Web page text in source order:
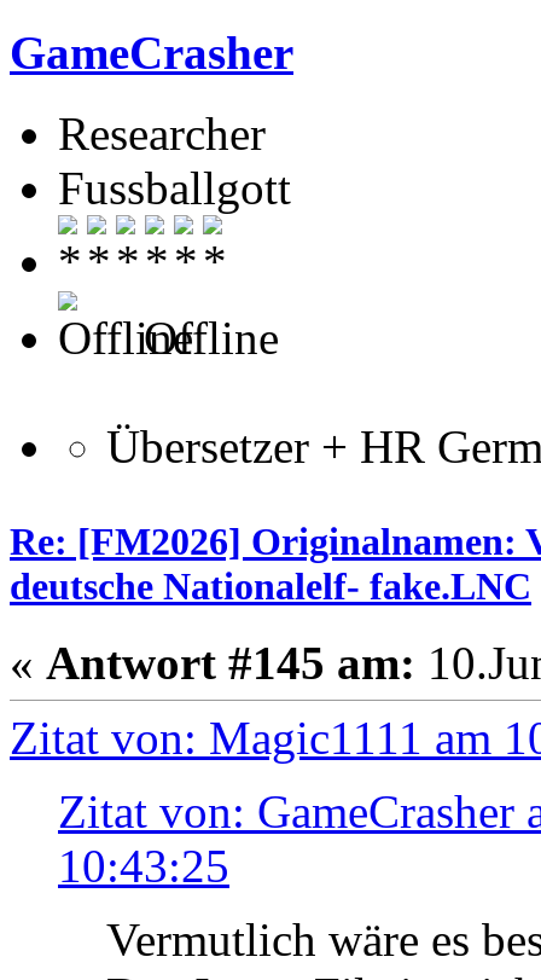
GameCrasher
Researcher
Fussballgott
Offline
Übersetzer + HR
Re: [FM2026] Originalnamen:
deutsche Nationalelf- fake.LNC
« Antwort #145 am:
Zitat von: Magic1111 am
Zitat von: GameCrasher
10:43:25
Vermutlich wäre es